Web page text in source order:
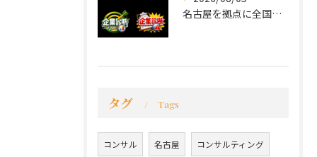
名古屋を拠点に全国で活動する 経営コンサルタントの 毛利京申...
タグ Tags
コンサル 名古屋 コンサルティング